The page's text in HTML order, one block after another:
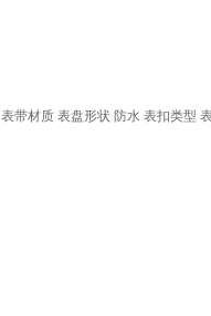
表带材质 表盘形状 防水 表扣类型